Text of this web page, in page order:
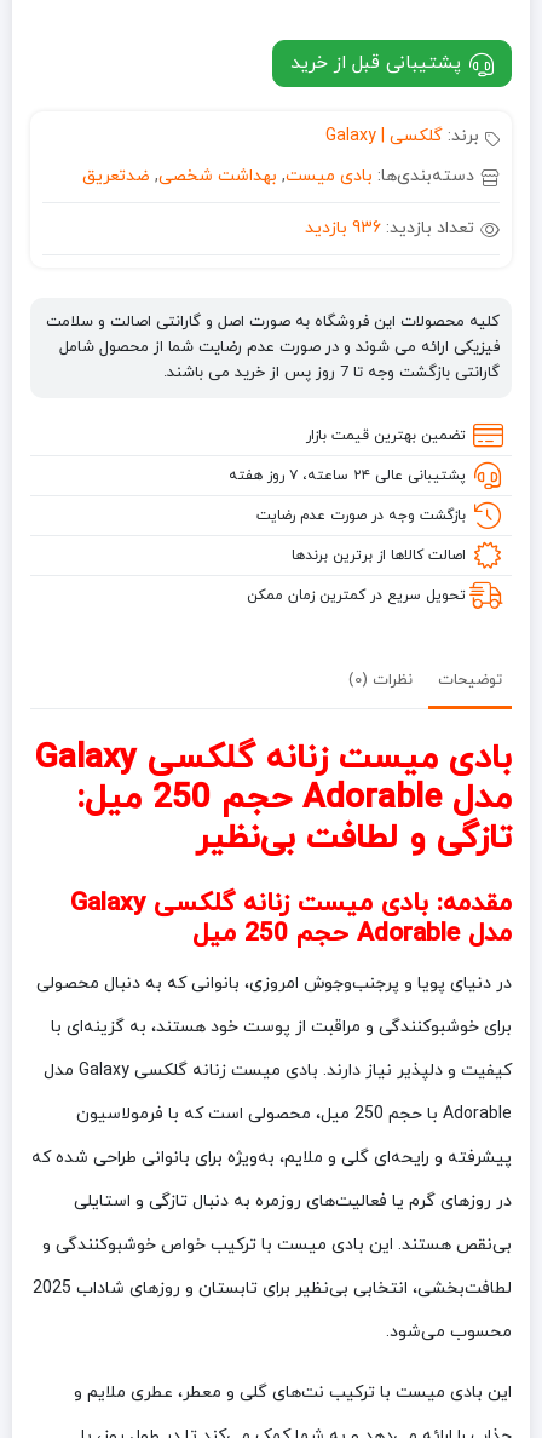
پشتیبانی قبل از خرید
برند: گلکسی | Galaxy
دسته‌بندی‌ها: بادی میست, بهداشت شخصی, ضدتعریق
تعداد بازدید: 936 بازدید
کلیه محصولات این فروشگاه به صورت اصل و گارانتی اصالت و سلامت
فیزیکی ارائه می شوند و در صورت عدم رضایت شما از محصول شامل
گارانتی بازگشت وجه تا 7 روز پس از خرید می باشند.
تضمین بهترین قیمت بازار
پشتیبانی عالی ۲۴ ساعته، ۷ روز هفته
بازگشت وجه در صورت عدم رضایت
اصالت کالاها از برترین برندها
تحویل سریع در کمترین زمان ممکن
توضیحات نظرات (0)
بادی میست زنانه گلکسی Galaxy
مدل Adorable حجم 250 میل:
تازگی و لطافت بی‌نظیر
مقدمه:
بادی میست زنانه گلکسی Galaxy
مدل Adorable حجم 250 میل
در دنیای پویا و پرجنب‌وجوش امروزی، بانوانی که به دنبال محصولی
برای خوشبوکنندگی و مراقبت از پوست خود هستند، به گزینه‌ای با
کیفیت و دلپذیر نیاز دارند. بادی میست زنانه گلکسی Galaxy مدل
Adorable با حجم 250 میل، محصولی است که با فرمولاسیون
پیشرفته و رایحه‌ای گلی و ملایم، به‌ویژه برای بانوانی طراحی شده که
در روزهای گرم یا فعالیت‌های روزمره به دنبال تازگی و استایلی
بی‌نقص هستند. این بادی میست با ترکیب خواص خوشبوکنندگی و
لطافت‌بخشی، انتخابی بی‌نظیر برای تابستان و روزهای شاداب 2025
محسوب می‌شود.
این بادی میست با ترکیب نت‌های گلی و معطر، عطری ملایم و